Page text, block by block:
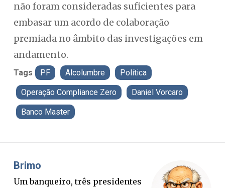
não foram consideradas suficientes para
embasar um acordo de colaboração
premiada no âmbito das investigações em
andamento.
Tags PF Alcolumbre Política
Operação Compliance Zero Daniel Vorcaro
Banco Master
Misael Elias
O Boato corre mais rápido que a